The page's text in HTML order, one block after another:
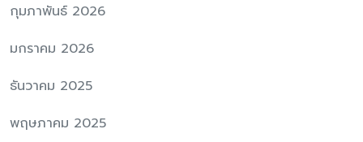
กุมภาพันธ์ 2026
มกราคม 2026
ธันวาคม 2025
พฤษภาคม 2025